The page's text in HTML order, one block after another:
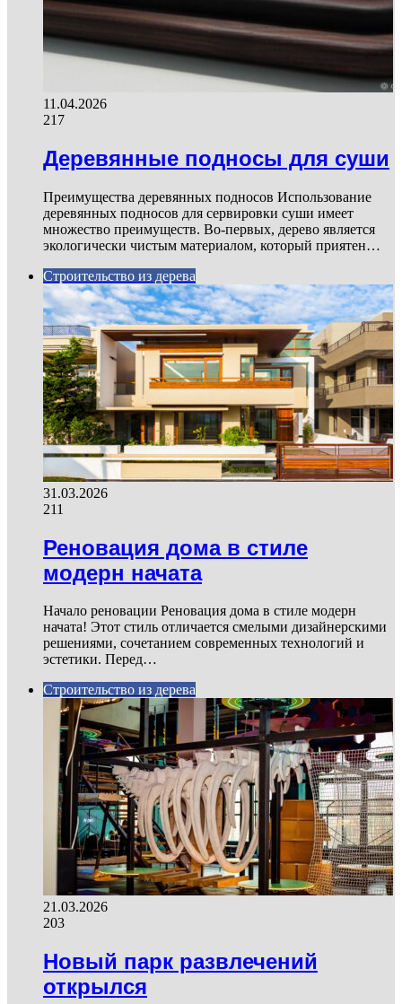
11.04.2026
217
Деревянные подносы для суши
Преимущества деревянных подносов Использование
деревянных подносов для сервировки суши имеет
множество преимуществ. Во-первых, дерево является
экологически чистым материалом, который приятен…
Строительство из дерева
31.03.2026
211
Реновация дома в стиле
модерн начата
Начало реновации Реновация дома в стиле модерн
начата! Этот стиль отличается смелыми дизайнерскими
решениями, сочетанием современных технологий и
эстетики. Перед…
Строительство из дерева
21.03.2026
203
Новый парк развлечений
открылся